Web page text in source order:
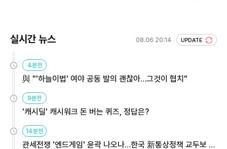
실시간 뉴스 08.06 20:14 UPDATE
4분전
與 "'하늘이법' 여야 공동 발의 괜찮아…그것이 협치"
9분전
'캐시딜' 캐시워크 돈 버는 퀴즈, 정답은?
14분전
관세전쟁 '엔드게임' 윤곽 나오나…한국 新통상정책 교두보 활